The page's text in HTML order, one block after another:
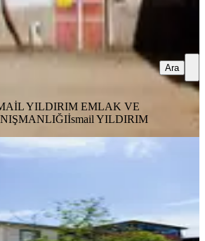
YILDIRIM EMLAK VE
İsmail YILDIRIM
Ara
Bahçeli 2 Katlı Müstakil Ev
Mehmet Akif Mahallesi
245 m²·21.07.2026